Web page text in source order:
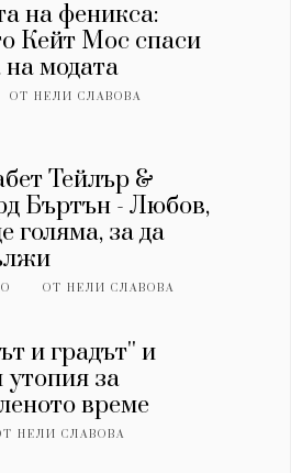
на феникса:
Кейт Мос спаси
на модата
ОТНЕЛИ СЛАВОВА
Тейлър &
Бъртън - Любов,
голяма, за да
ОТНЕЛИ СЛАВОВА
и градът'' и
утопия за
време
НЕЛИ СЛАВОВА